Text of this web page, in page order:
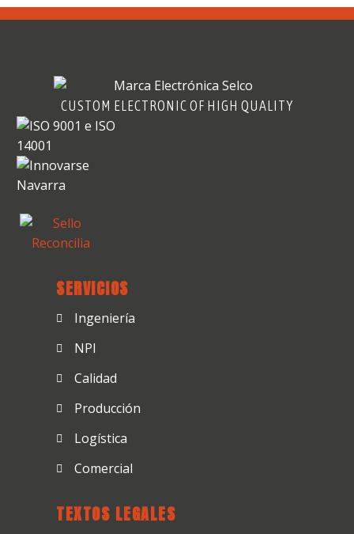
CUSTOM ELECTRONIC OF HIGH QUALITY
SERVICIOS
Ingeniería
NPI
Calidad
Producción
Logística
Comercial
TEXTOS LEGALES